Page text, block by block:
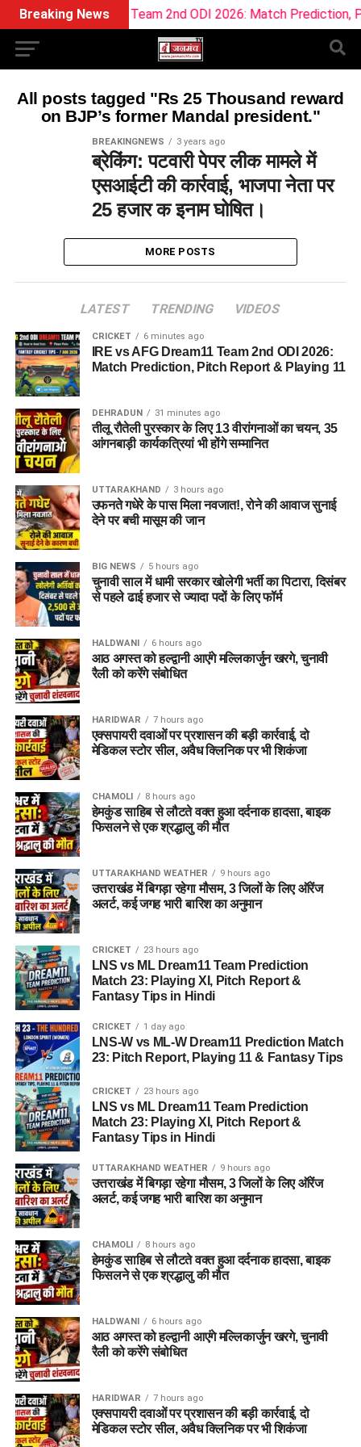
Breaking News
vs AFG Dream11 Team 2nd ODI 2026: Match Prediction,
All posts tagged "Rs 25 Thousand reward
on BJP’s former Mandal president."
BREAKINGNEWS 3 years ago
ब्रेकिंग: पटवारी पेपर लीक मामले में
एसआईटी की कार्रवाई, भाजपा नेता पर
25 हजार क इनाम घोषित।
MORE POSTS
LATEST TRENDING VIDEOS
CRICKET 6 minutes ago
IRE vs AFG Dream11 Team 2nd ODI 2026:
Match Prediction, Pitch Report & Playing 11
DEHRADUN 31 minutes ago
तीलू रौतेली पुरस्कार के लिए 13 वीरांगनाओं का चयन, 35
आंगनबाड़ी कार्यकत्रियां भी होंगे सम्मानित
UTTARAKHAND 3 hours ago
उफनते गधेरे के पास मिला नवजात!, रोने की आवाज सुनाई
देने पर बची मासूम की जान
BIG NEWS 5 hours ago
चुनावी साल में धामी सरकार खोलेगी भर्ती का पिटारा, दिसंबर
से पहले ढाई हजार से ज्यादा पदों के लिए फॉर्म
HALDWANI 6 hours ago
आठ अगस्त को हल्द्वानी आएंगे मल्लिकार्जुन खरगे, चुनावी
रैली को करेंगे संबोधित
HARIDWAR 7 hours ago
एक्सपायरी दवाओं पर प्रशासन की बड़ी कार्रवाई, दो
मेडिकल स्टोर सील, अवैध क्लिनिक पर भी शिकंजा
CHAMOLI 8 hours ago
हेमकुंड साहिब से लौटते वक्त हुआ दर्दनाक हादसा, बाइक
फिसलने से एक श्रद्धालु की मौत
UTTARAKHAND WEATHER 9 hours ago
उत्तराखंड में बिगड़ा रहेगा मौसम, 3 जिलों के लिए ऑरेंज
अलर्ट, कई जगह भारी बारिश का अनुमान
CRICKET 23 hours ago
LNS vs ML Dream11 Team Prediction
Match 23: Playing XI, Pitch Report &
Fantasy Tips in Hindi
CRICKET 1 day ago
LNS-W vs ML-W Dream11 Prediction Match
23: Pitch Report, Playing 11 & Fantasy Tips
CRICKET 23 hours ago
LNS vs ML Dream11 Team Prediction
Match 23: Playing XI, Pitch Report &
Fantasy Tips in Hindi
UTTARAKHAND WEATHER 9 hours ago
उत्तराखंड में बिगड़ा रहेगा मौसम, 3 जिलों के लिए ऑरेंज
अलर्ट, कई जगह भारी बारिश का अनुमान
CHAMOLI 8 hours ago
हेमकुंड साहिब से लौटते वक्त हुआ दर्दनाक हादसा, बाइक
फिसलने से एक श्रद्धालु की मौत
HALDWANI 6 hours ago
आठ अगस्त को हल्द्वानी आएंगे मल्लिकार्जुन खरगे, चुनावी
रैली को करेंगे संबोधित
HARIDWAR 7 hours ago
एक्सपायरी दवाओं पर प्रशासन की बड़ी कार्रवाई, दो
मेडिकल स्टोर सील, अवैध क्लिनिक पर भी शिकंजा